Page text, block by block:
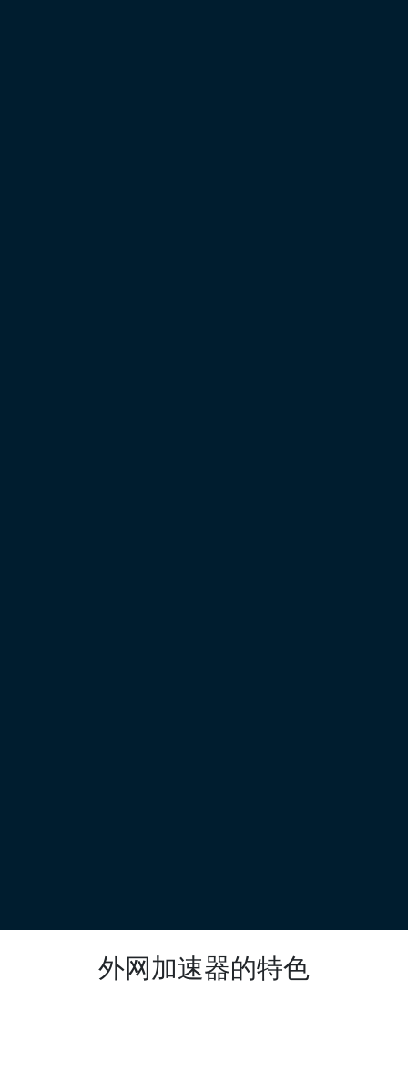
外网加速器的特色